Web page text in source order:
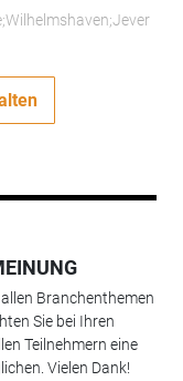
Branchenthemen
Sie bei Ihren
Teilnehmern eine
Vielen Dank!